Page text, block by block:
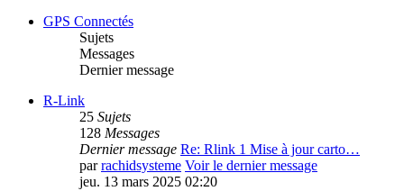
GPS Connectés
Sujets
Messages
Dernier message
R-Link
25 Sujets
128 Messages
Dernier message Re: Rlink 1 Mise à jour carto…
parrachidsysteme Voir le dernier message
jeu. 13 mars 2025 02:20